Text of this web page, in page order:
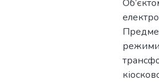
режими